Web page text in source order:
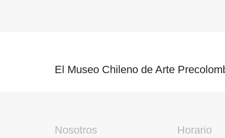
El Museo Chileno de Arte
Nosotros Horario